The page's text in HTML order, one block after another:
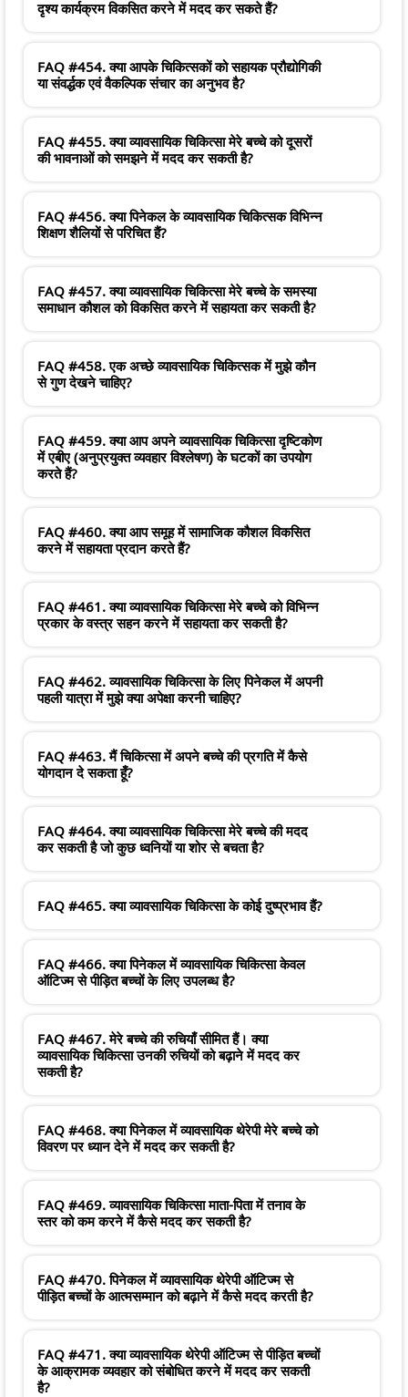
दृश्य कार्यक्रम विकसित करने में मदद कर सकते हैं?
FAQ #454. क्या आपके चिकित्सकों को सहायक प्रौद्योगिकी
या संवर्द्धक एवं वैकल्पिक संचार का अनुभव है?
FAQ #455. क्या व्यावसायिक चिकित्सा मेरे बच्चे को दूसरों
की भावनाओं को समझने में मदद कर सकती है?
FAQ #456. क्या पिनेकल के व्यावसायिक चिकित्सक विभिन्न
शिक्षण शैलियों से परिचित हैं?
FAQ #457. क्या व्यावसायिक चिकित्सा मेरे बच्चे के समस्या
समाधान कौशल को विकसित करने में सहायता कर सकती है?
FAQ #458. एक अच्छे व्यावसायिक चिकित्सक में मुझे कौन
से गुण देखने चाहिए?
FAQ #459. क्या आप अपने व्यावसायिक चिकित्सा दृष्टिकोण
में एबीए (अनुप्रयुक्त व्यवहार विश्लेषण) के घटकों का उपयोग
करते हैं?
FAQ #460. क्या आप समूह में सामाजिक कौशल विकसित
करने में सहायता प्रदान करते हैं?
FAQ #461. क्या व्यावसायिक चिकित्सा मेरे बच्चे को विभिन्न
प्रकार के वस्त्र सहन करने में सहायता कर सकती है?
FAQ #462. व्यावसायिक चिकित्सा के लिए पिनेकल में अपनी
पहली यात्रा में मुझे क्या अपेक्षा करनी चाहिए?
FAQ #463. मैं चिकित्सा में अपने बच्चे की प्रगति में कैसे
योगदान दे सकता हूँ?
FAQ #464. क्या व्यावसायिक चिकित्सा मेरे बच्चे की मदद
कर सकती है जो कुछ ध्वनियों या शोर से बचता है?
FAQ #465. क्या व्यावसायिक चिकित्सा के कोई दुष्प्रभाव हैं?
FAQ #466. क्या पिनेकल में व्यावसायिक चिकित्सा केवल
ऑटिज्म से पीड़ित बच्चों के लिए उपलब्ध है?
FAQ #467. मेरे बच्चे की रुचियाँ सीमित हैं। क्या
व्यावसायिक चिकित्सा उनकी रुचियों को बढ़ाने में मदद कर
सकती है?
FAQ #468. क्या पिनेकल में व्यावसायिक थेरेपी मेरे बच्चे को
विवरण पर ध्यान देने में मदद कर सकती है?
FAQ #469. व्यावसायिक चिकित्सा माता-पिता में तनाव के
स्तर को कम करने में कैसे मदद कर सकती है?
FAQ #470. पिनेकल में व्यावसायिक थेरेपी ऑटिज्म से
पीड़ित बच्चों के आत्मसम्मान को बढ़ाने में कैसे मदद करती है?
FAQ #471. क्या व्यावसायिक थेरेपी ऑटिज्म से पीड़ित बच्चों
के आक्रामक व्यवहार को संबोधित करने में मदद कर सकती
है?